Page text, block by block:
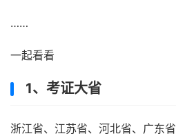
……
一起看看
1、考证大省
浙江省、江苏省、河北省、广东省